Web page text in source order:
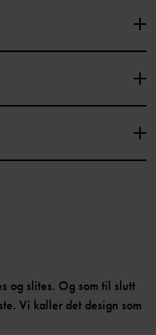
og slites. Og som til slutt
Vi kaller det design som